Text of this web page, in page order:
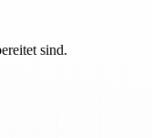
sind.